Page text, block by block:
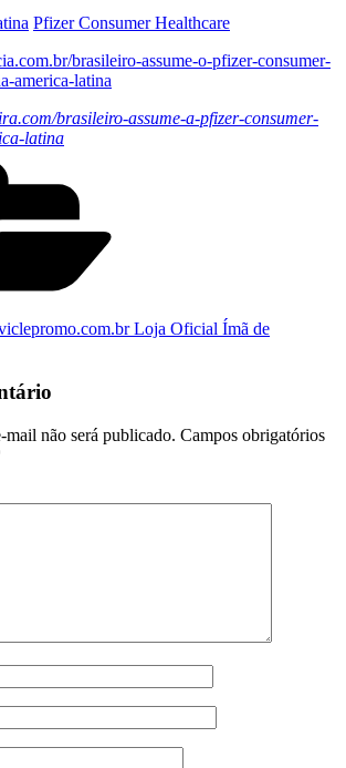
Pfizer Consumer Healthcare
brasileiro-assume-o-pfizer-consumer-
america-latina
brasileiro-assume-a-pfizer-consumer-
latina
Loja Oficial Ímã de
mail não será publicado. Campos obrigatórios